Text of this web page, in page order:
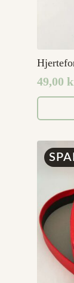
Den
pris
99,00
49,00
Den
aktuelle
pris
49,00